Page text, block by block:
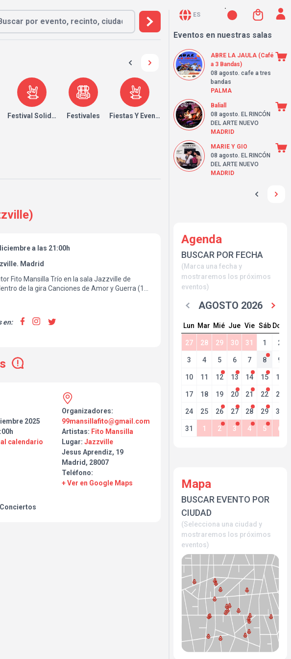
Festival Solidario Festivales Fiestas Y Eventos
a las 21:00h
Madrid
Fito Mansilla Trío en la sala Jazzville de
de la gira Canciones de Amor y Guerra (12
de 2025). Abrirá el concierto la cantautora
noche íntima y potente:
de Fito con Loops y sintes se fusionan con
repaso a los anteriores.
en:
2025
calendario
Organizadores:
99mansillafito@gmail.com
Artistas: Fito Mansilla
Lugar: Jazzville
Jesus Aprendiz, 19
Madrid, 28007
Teléfono:
+ Ver en Google Maps
ES
Eventos en nuestras salas
ABRE LA JAULA (Café
a 3 Bandas)
08 agosto. cafe a tres
bandas
PALMA
Baliall
08 agosto. EL RINCÓN
DEL ARTE NUEVO
MADRID
MARIE Y GIO
08 agosto. EL RINCÓN
DEL ARTE NUEVO
MADRID
Agenda
BUSCAR POR FECHA
(Marca una fecha y
mostraremos los próximos
eventos)
AGOSTO 2026
Lun Mar Mié Jue Vie Sáb Dom
27 28 29 30 31 1 2
3 4 5 6 7 8 9
10 11 12 13 14 15 16
17 18 19 20 21 22 23
24 25 26 27 28 29 30
31 1 2 3 4 5 6
Mapa
BUSCAR EVENTO POR
CIUDAD
(Selecciona una ciudad y
mostraremos los próximos
eventos)